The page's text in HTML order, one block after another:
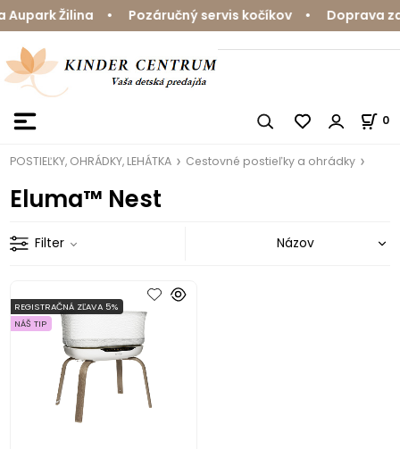
Žilina • Pozáručný servis kočíkov • Doprava
0
POSTIEĽKY, OHRÁDKY, LEHÁTKA Cestovné postieľky a ohrádky
Eluma™ Nest
Filter
REGISTRAČNÁ ZĽAVA 5%
NÁŠ TIP